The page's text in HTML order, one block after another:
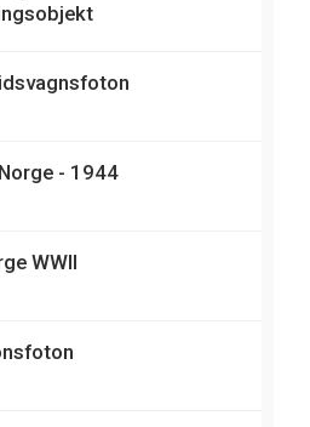
- 1944
WWII